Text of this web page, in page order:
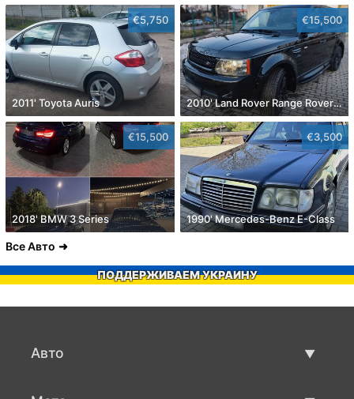
€5,750
2011' Toyota Auris
€15,500
2010' Land Rover Range Rover Sport
€15,500
2018' BMW 3 Series
€3,500
1990' Mercedes-Benz E-Class
Все Авто
ПОДДЕРЖИВАЕМ УКРАИНУ
Авто